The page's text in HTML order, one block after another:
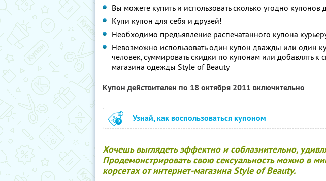
Вы можете купить и использовать сколько угодно купонов
Купи купон для себя и друзей!
Необходимо предъявление распечатанного купона
Невозможно использовать один купон дважды или один
человек, суммировать скидки по купонам или добавлять к
магазина одежды Style of Beauty
Купон действителен по 18 октября 2011 включительно
Узнай, как воспользоваться купоном
Хочешь выглядеть эффектно и соблазнительно,
Продемонстрировать свою сексуальность можно в
корсетах от интернет-магазина Style of Beauty.